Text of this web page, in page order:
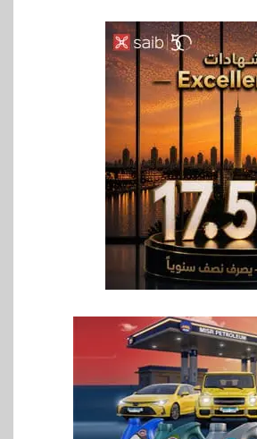
اخبار
غرفة القاهرة تنظم ندوة إلكترونية
لدعم الصادرات وتحقيق
مستهدفات رؤية مصر 2030
بنوك
بنك مصر يشارك في فعالية اليوم
العالمي للشباب ويقدم العديد من
العروض المجانية
بنك QNB مصر يعزز جاهزية
المشروعات الصغيرة والمتوسطة
للنمو والتوسع
اخبار